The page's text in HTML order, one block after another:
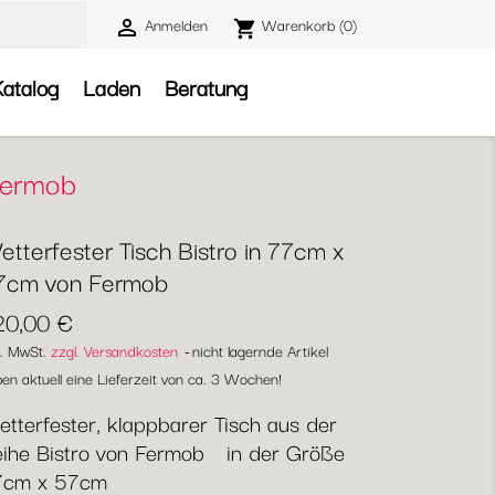
 Anmelden shopping_cart Warenkorb(0)
Laden Beratung
Tisch Bistro in 77cm x
von Fermob
€
MwSt. zzgl. Versandkosten nicht lagernde Artikel
aktuell eine Lieferzeit von ca. 3 Wochen!
klappbarer Tisch aus der
Bistro von Fermob in der Größe
x 57cm